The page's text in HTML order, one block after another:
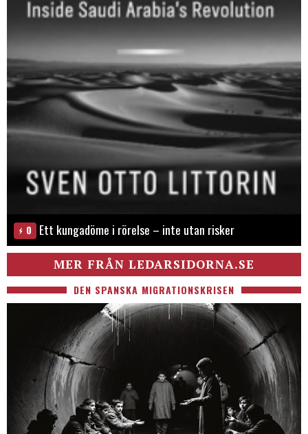
0 Ett kungadöme i rörelse – inte utan risker
MER FRÅN LEDARSIDORNA.SE
DEN SPANSKA MIGRATIONSKRISEN